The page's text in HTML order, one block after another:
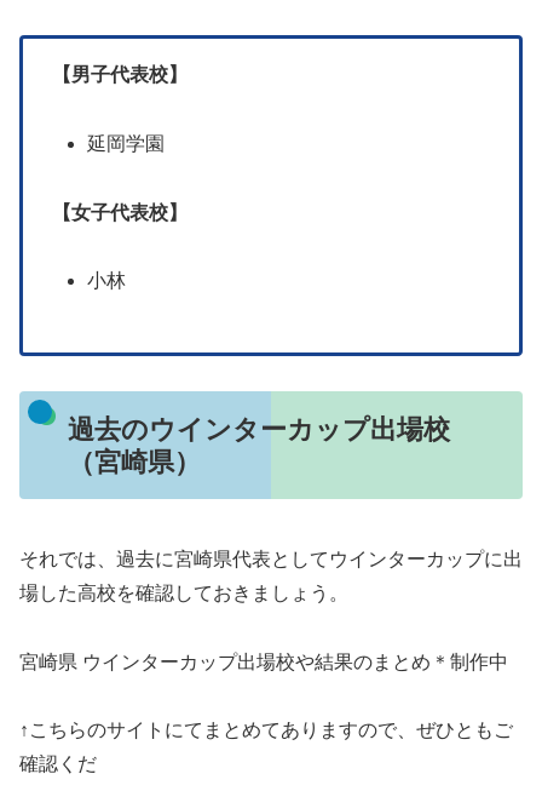
【男子代表校】
延岡学園
【女子代表校】
小林
過去のウインターカップ出場校
（宮崎県）
それでは、過去に宮崎県代表としてウインターカップに出
場した高校を確認しておきましょう。
宮崎県 ウインターカップ出場校や結果のまとめ＊制作中
↑こちらのサイトにてまとめてありますので、ぜひともご
確認くだ